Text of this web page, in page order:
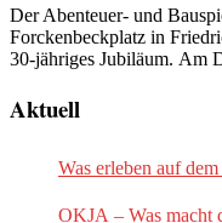
Der Abenteuer- und
Forckenbeckplatz in
30-jähriges Jubiläum. Am
Aktuell
Was erleben auf
OKJA – Was macht